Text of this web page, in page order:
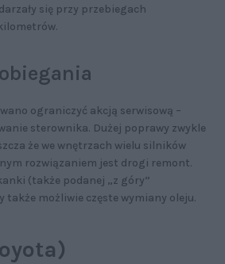
się przy przebiegach
ograniczyć akcją serwisową –
sterownika. Dużej poprawy zwykle
że we wnętrzach wielu silników
rozwiązaniem jest drogi remont.
(także podanej „z góry”
także możliwie częste wymiany oleju.